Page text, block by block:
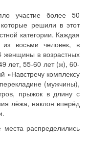
участие более 50
решили в этот
категории. Каждая
из восьми человек, в
женщины в возрастных
лет, 55-60 лет (ж), 60-
«Навстречу комплексу
(мужчины),
прыжок в длину с
лёжа, наклон вперёд
распределились